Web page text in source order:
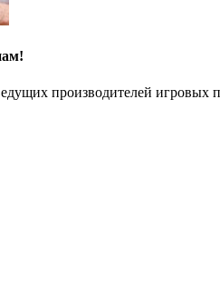
производителей